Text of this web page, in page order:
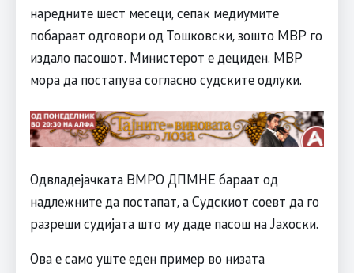
наредните шест месеци, сепак медиумите
побараат одговори од Тошковски, зошто МВР го
издало пасошот. Министерот е дециден. МВР
мора да постапува согласно судските одлуки.
Одвладејачката ВМРО ДПМНЕ бараат од
надлежните да постапат, а Судскиот соевт да го
разреши судијата што му даде пасош на Јахоски.
Ова е само уште еден пример во низата